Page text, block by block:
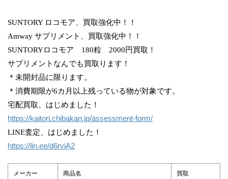
SUNTORY ロコモア、買取強化中！！
Amway サプリメント、買取強化中！！
SUNTORYロコモア 180粒 2000円買取！
サプリメントなんでも買取ります！
＊未開封品に限ります。
＊消費期限が6カ月以上残っている物が対象です。
宅配買取、はじめました！
https://kaitori.chibakan.jp/assessment-form/
LINE査定、はじめました！
https://lin.ee/d6rviA2
メーカー 商品名 買取